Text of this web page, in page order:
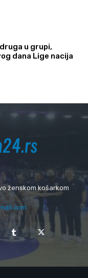
u grupi,
dana Lige nacija
ženskom košarkom